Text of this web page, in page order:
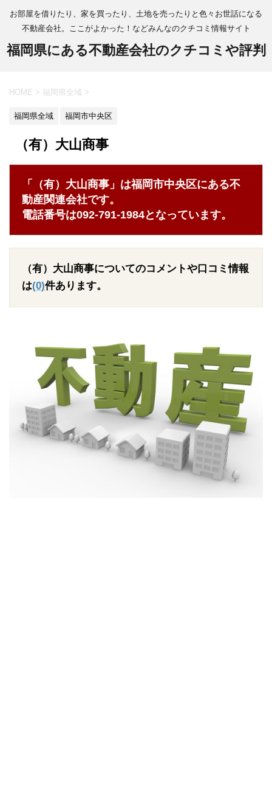
お部屋を借りたり、家を買ったり、土地を売ったりと色々お世話になる
不動産会社。ここがよかった！などみんなのクチコミ情報サイト
福岡県にある不動産会社のクチコミや評判
HOME > 福岡県全域 >
福岡県全域 福岡市中央区
（有）大山商事
「（有）大山商事」は福岡市中央区にある不
動産関連会社です。
電話番号は092-791-1984となっています。
（有）大山商事についてのコメントや口コミ情報
は(0)件あります。